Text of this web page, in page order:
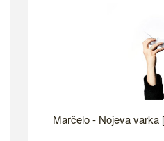
Marčelo - Nojeva varka